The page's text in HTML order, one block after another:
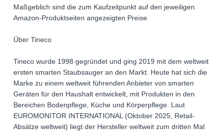
Maßgeblich sind die zum Kaufzeitpunkt auf den jeweiligen
Amazon-Produktseiten angezeigten Preise.
Über Tineco
Tineco wurde 1998 gegründet und ging 2019 mit dem weltweit
ersten smarten Staubsauger an den Markt. Heute hat sich die
Marke zu einem weltweit führenden Anbieter von smarten
Geräten für den Haushalt entwickelt, mit Produkten in den
Bereichen Bodenpflege, Küche und Körperpflege. Laut
EUROMONITOR INTERNATIONAL (Oktober 2025, Retail-
Absätze weltweit) liegt der Hersteller weltweit zum dritten Mal